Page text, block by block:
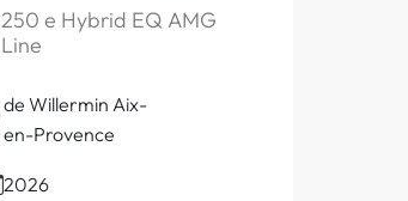
250 e Hybrid EQ AMG
Line
de Willermin Aix-
en-Provence
2026